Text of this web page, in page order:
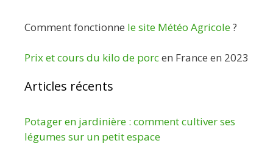
Comment fonctionne le site Météo Agricole?
Prix et cours du kilo de porcen France en 2023
Articles récents
Potager en jardinière : comment cultiver ses
légumes sur un petit espace